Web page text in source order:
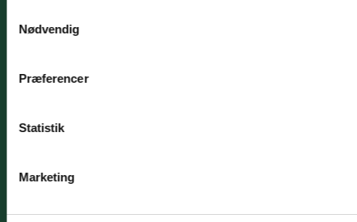
Nødvendig
Præferencer
Statistik
Marketing